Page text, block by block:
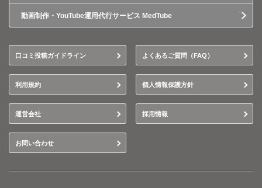
動画制作・YouTube運用代行サービス MedTube
口コミ投稿ガイドライン よくあるご質問（FAQ）
利用規約 個人情報保護方針
運営会社 採用情報
お問い合わせ